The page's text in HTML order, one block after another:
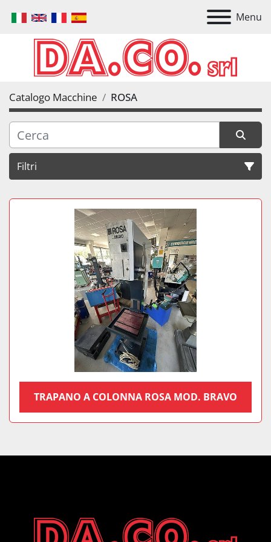
Menu
Catalogo Macchine ROSA
Filtri
Tutte le categorie
Ordina per
TRAPANO A COLONNA ROSA MOD. BRAVO